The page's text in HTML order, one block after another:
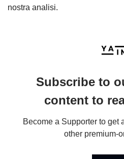
nostra analisi.
Subscribe to
content to
Become a Supporter to get
other premium-